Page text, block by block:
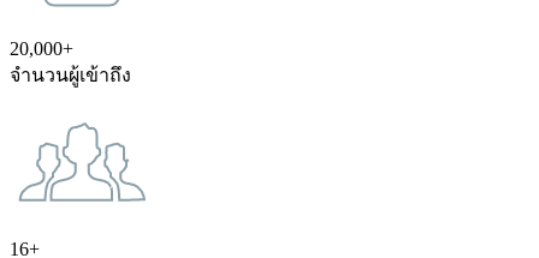
20,000+
จำนวนผู้เข้าถึง
16+